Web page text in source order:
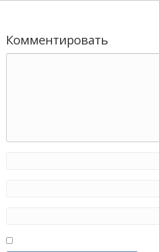
Комментировать